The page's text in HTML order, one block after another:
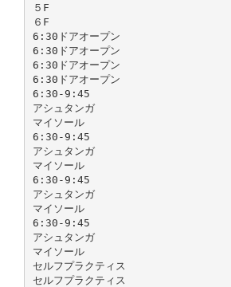
５F
６F
6:30ドアオープン
6:30ドアオープン
6:30ドアオープン
6:30ドアオープン
6:30-9:45
アシュタンガ
マイソール
6:30-9:45
アシュタンガ
マイソール
6:30-9:45
アシュタンガ
マイソール
6:30-9:45
アシュタンガ
マイソール
セルフプラクティス
セルフプラクティス